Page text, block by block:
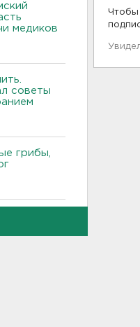
медиков
советы
грибы,
-
на
Чтобы